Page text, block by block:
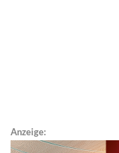
Anzeige: